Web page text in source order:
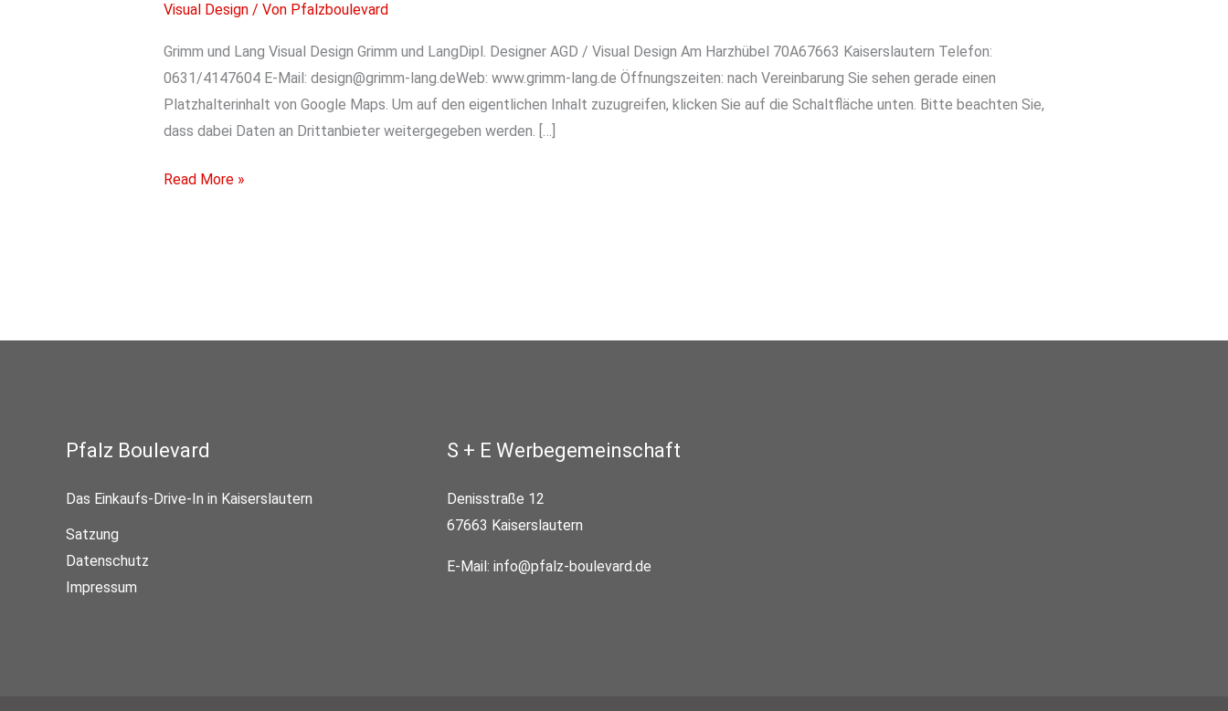
Visual Design/ Von Pfalzboulevard
Grimm und Lang Visual Design Grimm und LangDipl. Designer AGD / Visual Design Am Harzhübel 70A67663 Kaiserslautern Telefon:
0631/4147604 E-Mail: design@grimm-lang.deWeb: www.grimm-lang.de Öffnungszeiten: nach Vereinbarung Sie sehen gerade einen
Platzhalterinhalt von Google Maps. Um auf den eigentlichen Inhalt zuzugreifen, klicken Sie auf die Schaltfläche unten. Bitte beachten Sie,
dass dabei Daten an Drittanbieter weitergegeben werden. […]
Read More »
Pfalz Boulevard
Das Einkaufs-Drive-In in Kaiserslautern
Satzung
Datenschutz
Impressum
S + E Werbegemeinschaft
Denisstraße 12
67663 Kaiserslautern
E-Mail: info@pfalz-boulevard.de